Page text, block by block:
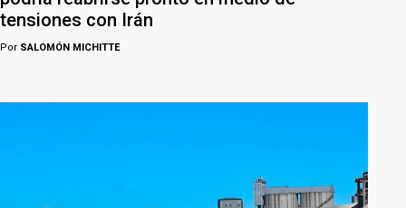
tensiones con Irán
Por SALOMÓN MICHITTE